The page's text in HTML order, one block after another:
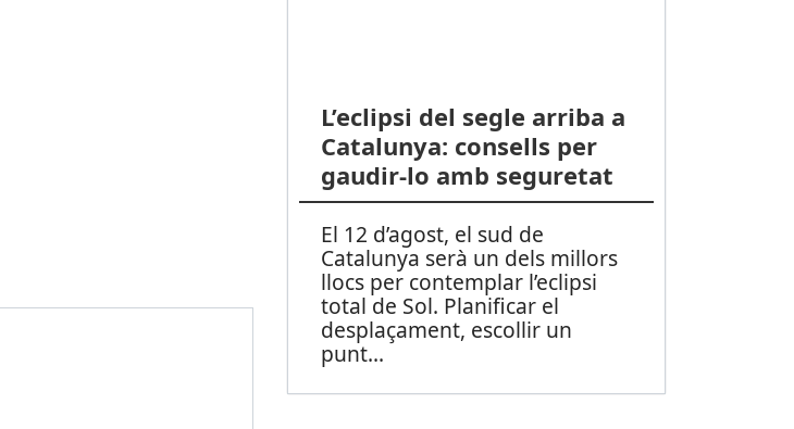
L’eclipsi del segle arriba a
Catalunya: consells per
gaudir-lo amb seguretat
El 12 d’agost, el sud de
Catalunya serà un dels millors
llocs per contemplar l’eclipsi
total de Sol. Planificar el
desplaçament, escollir un
punt...